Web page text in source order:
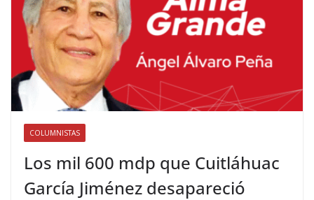
COLUMNISTAS
Los mil 600 mdp que Cuitláhuac
García Jiménez desapareció